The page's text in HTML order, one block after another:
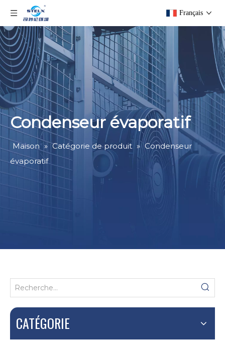
Français
Condenseur évaporatif
Maison » Catégorie de produit » Condenseur
évaporatif
CATÉGORIE